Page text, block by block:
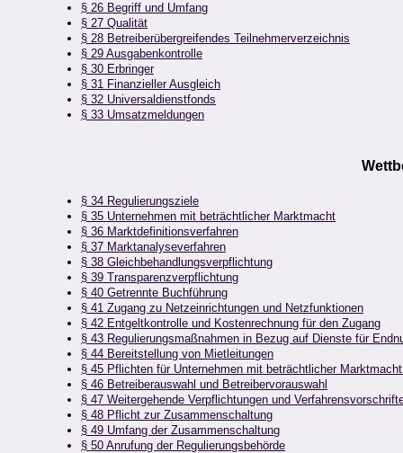
§ 26 Begriff und Umfang
§ 27 Qualität
§ 28 Betreiberübergreifendes Teilnehmerverzeichnis
§ 29 Ausgabenkontrolle
§ 30 Erbringer
§ 31 Finanzieller Ausgleich
§ 32 Universaldienstfonds
§ 33 Umsatzmeldungen
§ 34 Regulierungsziele
§ 35 Unternehmen mit beträchtlicher Marktmacht
§ 36 Marktdefinitionsverfahren
§ 37 Marktanalyseverfahren
§ 38 Gleichbehandlungsverpflichtung
§ 39 Transparenzverpflichtung
§ 40 Getrennte Buchführung
§ 41 Zugang zu Netzeinrichtungen und Netzfunktionen
§ 42 Entgeltkontrolle und Kostenrechnung für den Zugang
§ 43 Regulierungsmaßnahmen in Bezug auf Dienste für
§ 44 Bereitstellung von Mietleitungen
§ 45 Pflichten für Unternehmen mit beträchtlicher
§ 46 Betreiberauswahl und Betreibervorauswahl
§ 47 Weitergehende Verpflichtungen und
§ 48 Pflicht zur Zusammenschaltung
§ 49 Umfang der Zusammenschaltung
§ 50 Anrufung der Regulierungsbehörde